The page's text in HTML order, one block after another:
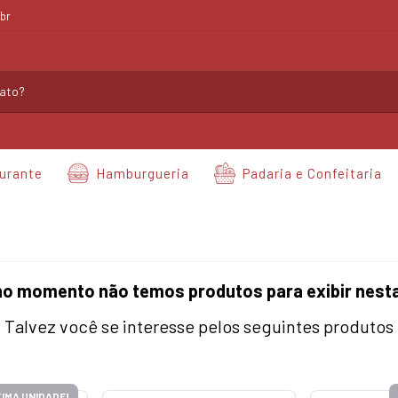
Hamburgueria Padaria e Confeitaria
momento não temos produtos para exibir
Talvez você se interesse pelos seguintes produtos